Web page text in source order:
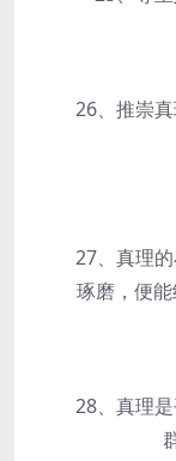
26、推崇真
27、真理的
琢磨，便
28、真理是